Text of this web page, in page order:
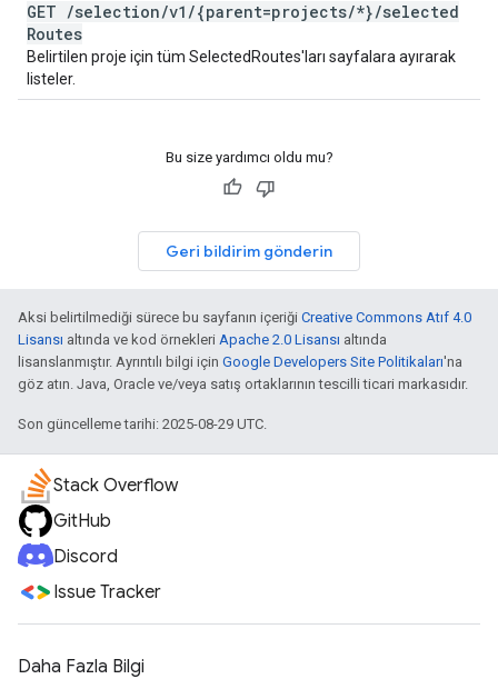
GET /selection/v1 /{parent=projects/*}/selected
Routes
Belirtilen proje için tüm SelectedRoutes'ları sayfalara ayırarak
listeler.
Bu size yardımcı oldu mu?
Geri bildirim gönderin
Aksi belirtilmediği sürece bu sayfanın içeriği Creative Commons Atıf 4.0
Lisansı altında ve kod örnekleri Apache 2.0 Lisansı altında
lisanslanmıştır. Ayrıntılı bilgi için Google Developers Site Politikaları'na
göz atın. Java, Oracle ve/veya satış ortaklarının tescilli ticari markasıdır.
Son güncelleme tarihi: 2025-08-29 UTC.
Stack Overflow
GitHub
Discord
Issue Tracker
Daha Fazla Bilgi